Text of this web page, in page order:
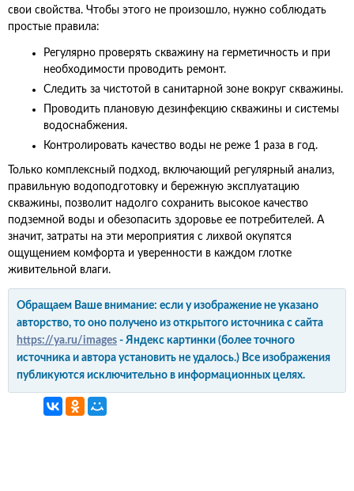
свои свойства. Чтобы этого не произошло, нужно соблюдать
простые правила:
Регулярно проверять скважину на герметичность и при
необходимости проводить ремонт.
Следить за чистотой в санитарной зоне вокруг скважины.
Проводить плановую дезинфекцию скважины и системы
водоснабжения.
Контролировать качество воды не реже 1 раза в год.
Только комплексный подход, включающий регулярный анализ,
правильную водоподготовку и бережную эксплуатацию
скважины, позволит надолго сохранить высокое качество
подземной воды и обезопасить здоровье ее потребителей. А
значит, затраты на эти мероприятия с лихвой окупятся
ощущением комфорта и уверенности в каждом глотке
живительной влаги.
Обращаем Ваше внимание: если у изображение не указано
авторство, то оно получено из открытого источника с сайта
https://ya.ru/images - Яндекс картинки (более точного
источника и автора установить не удалось.) Все изображения
публикуются исключительно в информационных целях.